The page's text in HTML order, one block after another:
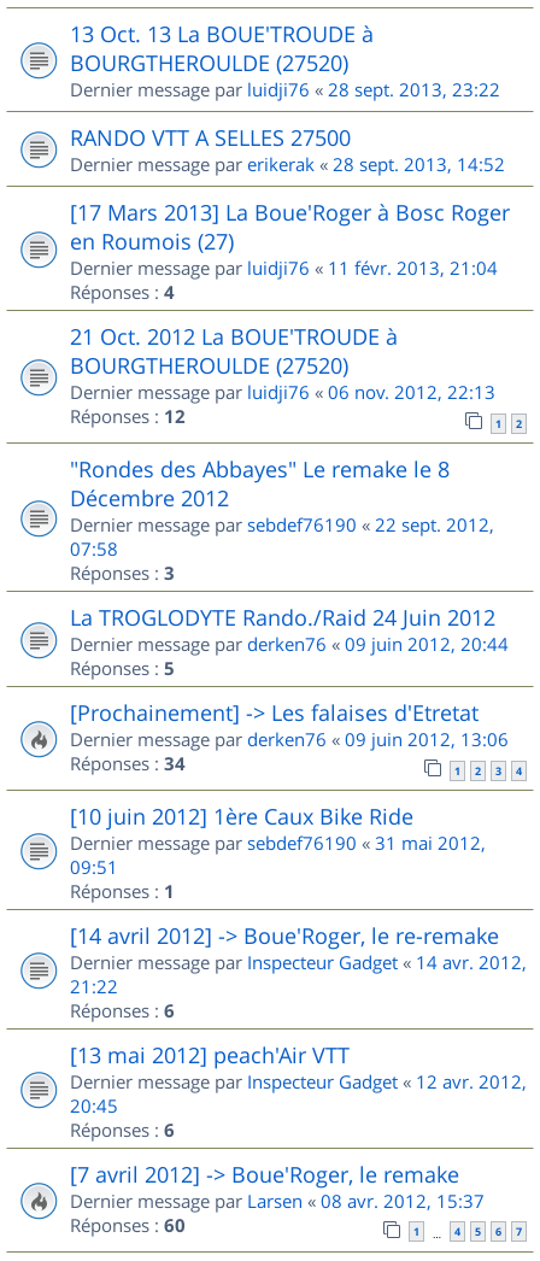
13 Oct. 13 La BOUE'TROUDE à
BOURGTHEROULDE (27520)
Dernier message par luidji76 « 28 sept. 2013, 23:22
RANDO VTT A SELLES 27500
Dernier message par erikerak « 28 sept. 2013, 14:52
[17 Mars 2013] La Boue'Roger à Bosc Roger
en Roumois (27)
Dernier message par luidji76 « 11 févr. 2013, 21:04
Réponses : 4
21 Oct. 2012 La BOUE'TROUDE à
BOURGTHEROULDE (27520)
Dernier message par luidji76 « 06 nov. 2012, 22:13
Réponses : 12 1 2
"Rondes des Abbayes" Le remake le 8
Décembre 2012
Dernier message par sebdef76190 « 22 sept. 2012,
07:58
Réponses : 3
La TROGLODYTE Rando./Raid 24 Juin 2012
Dernier message par derken76 « 09 juin 2012, 20:44
Réponses : 5
[Prochainement] -> Les falaises d'Etretat
Dernier message par derken76 « 09 juin 2012, 13:06
Réponses : 34 1 2 3 4
[10 juin 2012] 1ère Caux Bike Ride
Dernier message par sebdef76190 « 31 mai 2012,
09:51
Réponses : 1
[14 avril 2012] -> Boue'Roger, le re-remake
Dernier message par Inspecteur Gadget « 14 avr. 2012,
21:22
Réponses : 6
[13 mai 2012] peach'Air VTT
Dernier message par Inspecteur Gadget « 12 avr. 2012,
20:45
Réponses : 6
[7 avril 2012] -> Boue'Roger, le remake
Dernier message par Larsen « 08 avr. 2012, 15:37
Réponses : 60 1 … 4 5 6 7